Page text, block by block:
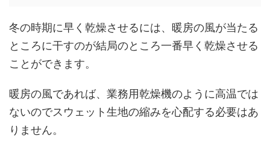
冬の時期に早く乾燥させるには、暖房の風が当たる
ところに干すのが結局のところ一番早く乾燥させる
ことができます。
暖房の風であれば、業務用乾燥機のように高温では
ないのでスウェット生地の縮みを心配する必要はあ
りません。